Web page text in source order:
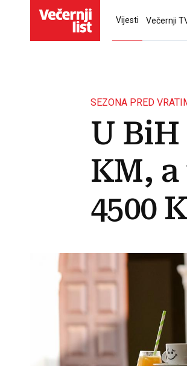
Vijesti Večernji
SEZONA PRED
U BiH
KM,
4500